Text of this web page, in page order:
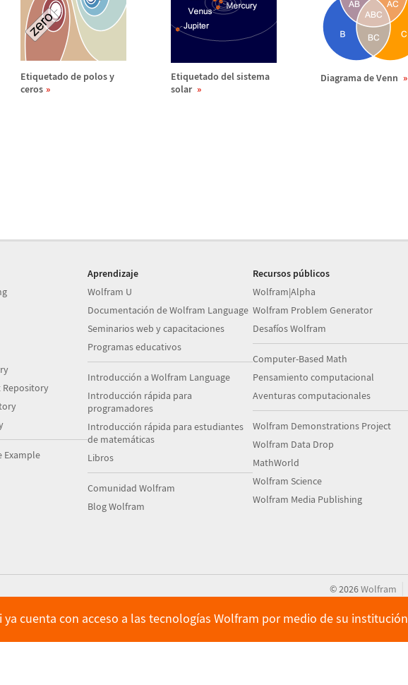
Etiquetado de polos y
ceros
Etiquetado del sistema
solar
Diagrama de Venn
Example
Aprendizaje
Wolfram U
Documentación de Wolfram Language
Seminarios web y capacitaciones
Programas educativos
Introducción a Wolfram Language
Introducción rápida para
programadores
Introducción rápida para estudiantes
de matemáticas
Libros
Comunidad Wolfram
Blog Wolfram
Recursos públicos
Wolfram|Alpha
Wolfram Problem Generator
Desafíos Wolfram
Computer-Based Math
Pensamiento computacional
Aventuras computacionales
Wolfram Demonstrations Project
Wolfram Data Drop
MathWorld
Wolfram Science
Wolfram Media Publishing
©2026Wolfram
ya cuenta con acceso a las tecnologías Wolfram por medio de su institución